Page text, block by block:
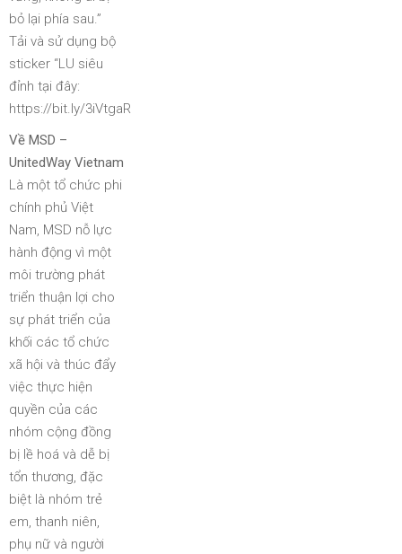
bỏ lại phía sau.”
Tải và sử dụng bộ
sticker “LU siêu
đỉnh tại đây:
https://bit.ly/3iVtgaR
Về MSD –
UnitedWay Vietnam
Là một tổ chức phi
chính phủ Việt
Nam, MSD nỗ lực
hành động vì một
môi trường phát
triển thuận lợi cho
sự phát triển của
khối các tổ chức
xã hội và thúc đẩy
việc thực hiện
quyền của các
nhóm cộng đồng
bị lề hoá và dễ bị
tổn thương, đặc
biệt là nhóm trẻ
em, thanh niên,
phụ nữ và người